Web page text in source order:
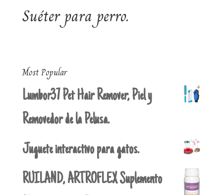
Suéter para perro.
Most Popular
Lumbor37 Pet Hair Remover, Piel y
Removedor de la Pelusa.
Juguete interactivo para gatos.
RUILAND, ARTROFLEX Suplemento